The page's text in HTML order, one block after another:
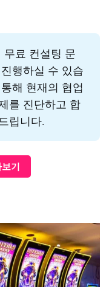
무료 컨설팅 문
행하실 수 있습
해 현재의 협업
를 진단하고 합
립니다.
기